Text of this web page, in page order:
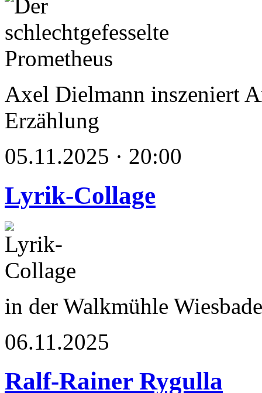
Axel Dielmann inszeniert
Erzählung
05.11.2025 · 20:00
Lyrik-Collage
in der Walkmühle
06.11.2025
Ralf-Rainer Rygulla